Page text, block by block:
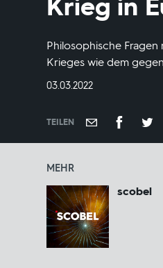
Krieg in
Philosophische
Krieges wie dem
DATUM:
03.03.2022
TEILEN
MEHR
scobel